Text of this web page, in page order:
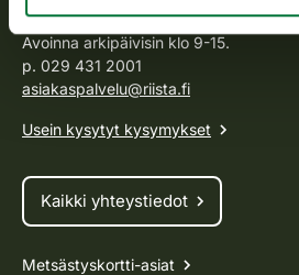
Avoinna arkipäivisin klo 9-15.
p. 029 431 2001
asiakaspalvelu@riista.fi
Usein kysytyt kysymykset
Kaikki yhteystiedot
Metsästyskortti-asiat